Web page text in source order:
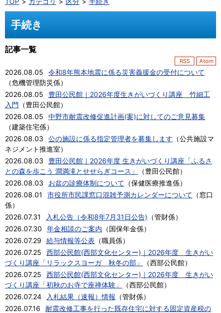
手続き
記事一覧
RSS Atom
2026.08.05
令和8年熊本地震に係る災害義援金の受付について
（危機管理防災係）
2026.08.05
豊田公民館｜2026年度生きがいづくり講座 竹細工
入門 （豊田公民館）
2026.08.05
中野市耐震改修促進計画(案)に対してのご意見募集
（建築住宅係）
2026.08.03
公の施設に係る指定管理者を募集します （公共施設マ
ネジメント推進室）
2026.08.03
豊田公民館｜2026年度 生きがいづくり講座「ふるさ
との森を歩こう 澗満滝とせせらぎコース」
（豊田公民館）
2026.08.03
お盆の診療体制について （保健医療推進係）
2026.08.01
市役所市民課窓口混雑予測カレンダーについて （窓口
係）
2026.07.31
入札公告（令和8年7月31日公告) （管財係）
2026.07.30
年金相談のご案内 （国保年金係）
2026.07.29
給与情報等公表 （職員係）
2026.07.25
西部公民館(西部文化センター)｜2026年度 生きがい
づくり講座「リラックスヨーガ 秋冬の部」
（西部公民館）
2026.07.25
西部公民館(西部文化センター)｜2026年度 生きがい
づくり講座「初秋のお寺で座禅体験」
（西部公民館）
2026.07.24
入札結果（速報）情報 （管財係）
2026.07.16
耐震改修工事を行った既存住宅に対する固定資産税の